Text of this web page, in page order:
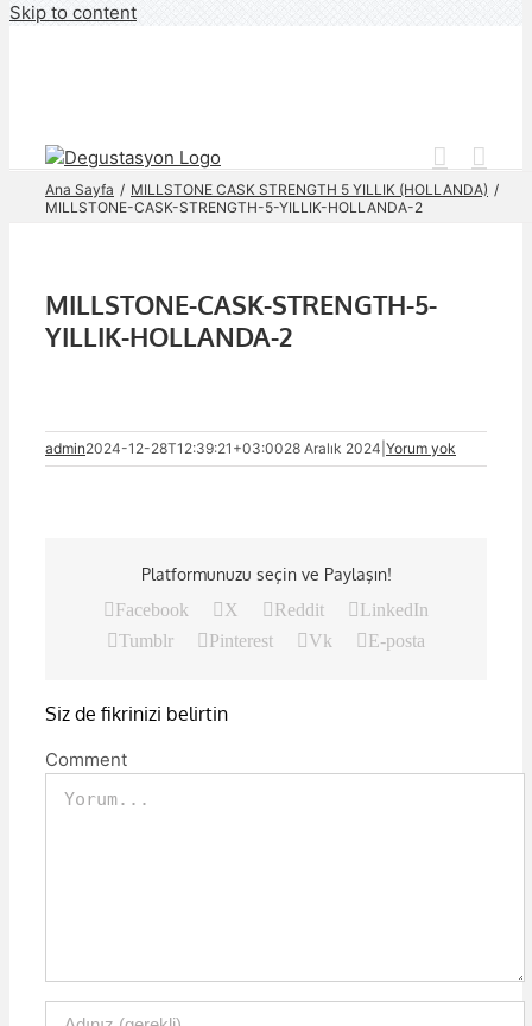
Skip to content
Ana Sayfa
MILLSTONE CASK STRENGTH 5 YILLIK (HOLLANDA)
MILLSTONE-CASK-STRENGTH-5-YILLIK-HOLLANDA-2
MILLSTONE-CASK-STRENGTH-5-
YILLIK-HOLLANDA-2
admin2024-12-28T12:39:21+03:0028 Aralık 2024 Yorum yok
Platformunuzu seçin ve Paylaşın!
Facebook
X Reddit
LinkedIn
Tumblr
Pinterest Vk E-posta
Siz de fikrinizi belirtin
Comment